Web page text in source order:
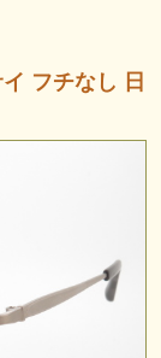
フチなし 日